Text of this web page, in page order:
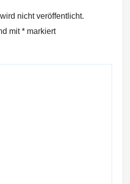
nicht veröffentlicht.
mit* markiert